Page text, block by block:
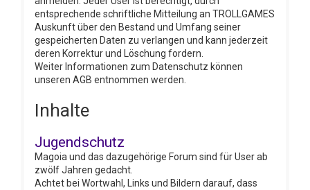
entsprechende schriftliche Mitteilung an TROLLGAMES
Auskunft über den Bestand und Umfang seiner
gespeicherten Daten zu verlangen und kann jederzeit
deren Korrektur und Löschung fordern.
Weiter Informationen zum Datenschutz können
unseren AGB entnommen werden.
Inhalte
Jugendschutz
Magoia und das dazugehörige Forum sind für User ab
zwölf Jahren gedacht.
Achtet bei Wortwahl, Links und Bildern darauf, dass